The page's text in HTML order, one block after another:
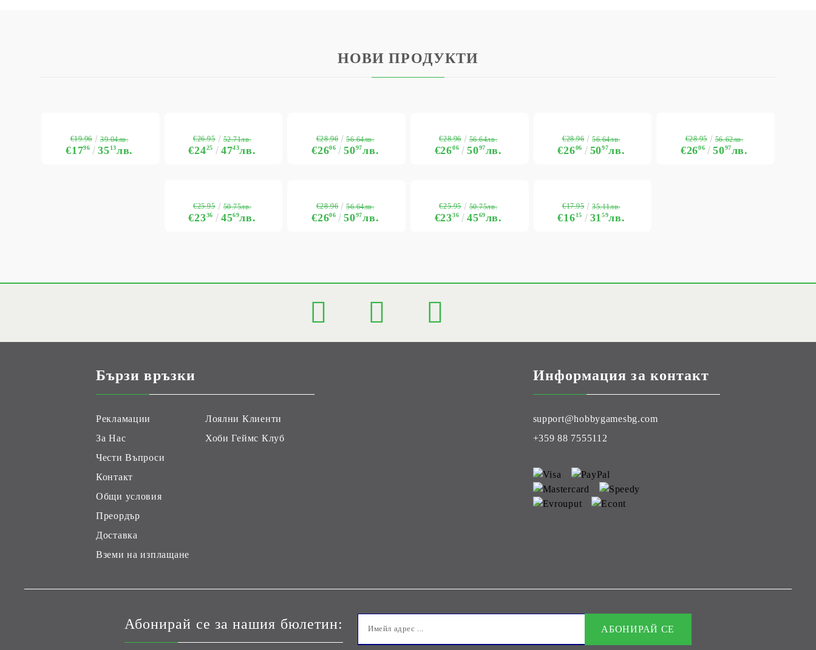
НОВИ ПРОДУКТИ
€1796 3513лв.
€19.96 39.04лв.
€2425 4743лв.
€26.95 52.71лв.
€2606 5097лв.
€28.96 56.64лв.
€2606 5097лв.
€28.96 56.64лв.
€2606 5097лв.
€28.96 56.64лв.
€2606 5097лв.
€28.95 56.62лв.
€2336 4569лв.
€25.95 50.75лв.
€2606 5097лв.
€28.96 56.64лв.
€2336 4569лв.
€25.95 50.75лв.
€1615 3159лв.
€17.95 35.11лв.
Бързи връзки
Рекламации
За Нас
Чести Въпроси
Контакт
Общи условия
Преордър
Доставка
Вземи на изплащане
Лоялни Клиенти
Хоби Геймс Клуб
Информация за контакт
support@hobbygamesbg.com
+359 88 7555112
Абонирай се за нашия бюлетин: